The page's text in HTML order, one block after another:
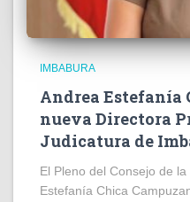
IMBABURA
Andrea Estefanía
nueva Directora
Judicatura de
El Pleno del Consejo de
Estefanía Chica